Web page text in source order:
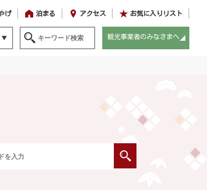
げ 泊まる アクセス お気に入りリスト
観光事業者のみなさまへ